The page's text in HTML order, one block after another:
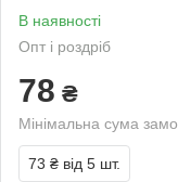
В наявності
Опт і роздріб
78 ₴
Мінімальна сума
73 ₴ від 5 шт.